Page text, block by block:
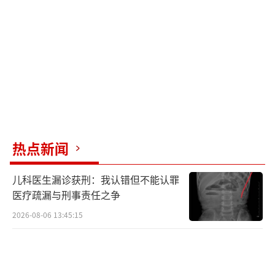
热点新闻
儿科医生漏诊获刑：我认错但不能认罪
医疗疏漏与刑事责任之争
2026-08-06 13:45:15